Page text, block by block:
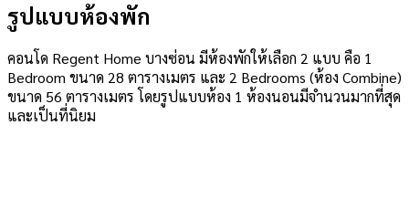
รูปแบบห้องพัก
คอนโด Regent Home บางซ่อน มีห้องพักให้เลือก 2 แบบ คือ 1
Bedroom ขนาด 28 ตารางเมตร และ 2 Bedrooms (ห้อง Combine)
ขนาด 56 ตารางเมตร โดยรูปแบบห้อง 1 ห้องนอนมีจำนวนมากที่สุด
และเป็นที่นิยม